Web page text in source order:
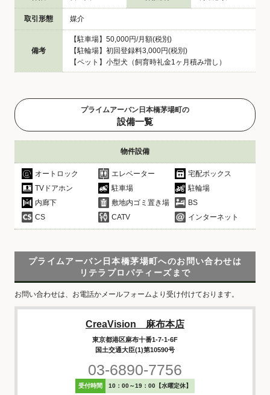
取引形態 媒介
備考
【駐車場】50,000円/月額(税別)
【駐輪場】初回登録料3,000円(税別)
【ペット】小型犬（飼育時礼金1ヶ月積み増し）
プライムアーバン日本橋茅場町の
設備一覧
物件設備
オートロック エレベーター
宅配ボックス
TVドアホン
駐車場
駐輪場
内廊下
敷地内ゴミ置き場
BS
CS
CATV インターネット
プライムアーバン日本橋茅場町へのお問い合わせは
リテラプロパティーズまで
お問い合わせは、お電話かメールフォームより受け付けております。
CreaVision 麻布本店
東京都港区麻布十番1-7-1-6F
国土交通大臣(1)第10590号
03-6890-7756
受付時間 10：00～19：00【水曜定休】